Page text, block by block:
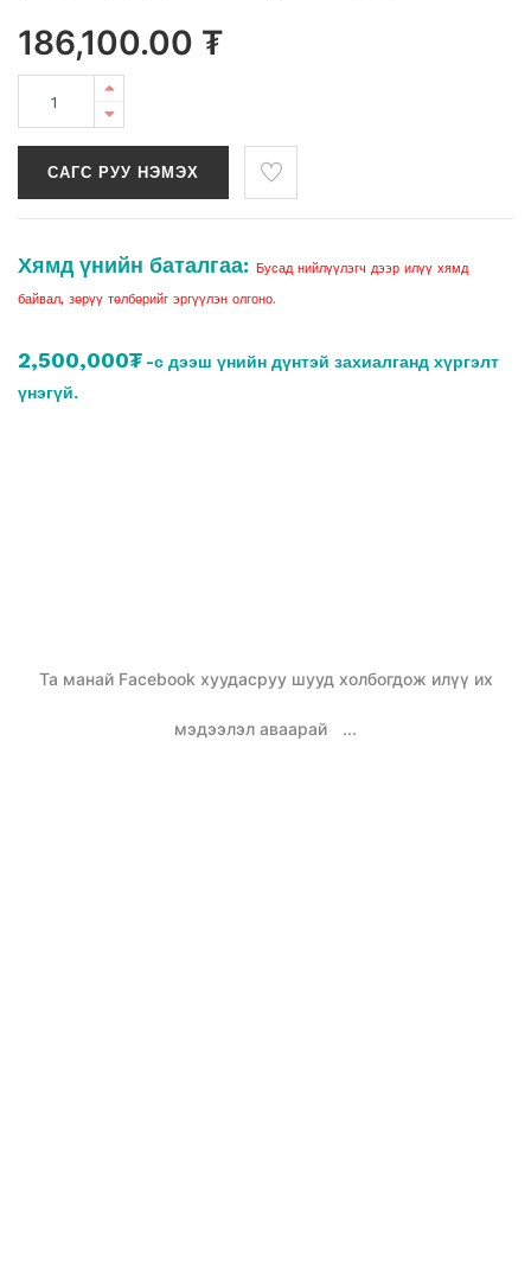
186,100.00 ₮
САГС РУУ НЭМЭХ
Хямд үнийн баталгаа: Бусад нийлүүлэгч дээр илүү хямд
байвал, зөрүү төлбөрийг эргүүлэн олгоно.
2,500,000₮ -с дээш үнийн дүнтэй захиалганд хүргэлт
үнэгүй.
Та манай Facebook хуудасруу шууд холбогдож илүү их
мэдээлэл аваарай ...